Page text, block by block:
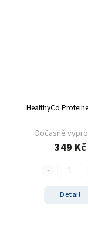
HealthyCo
Dočasně
349 Kč
Detail